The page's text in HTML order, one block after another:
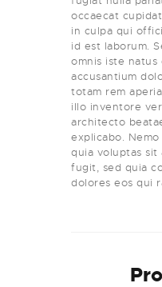
occaecat
in culpa qui
id est laborum.
omnis iste
accusantium
totam rem
illo inventore
architecto
explicabo.
quia voluptas
fugit, sed quia
dolores eos qui